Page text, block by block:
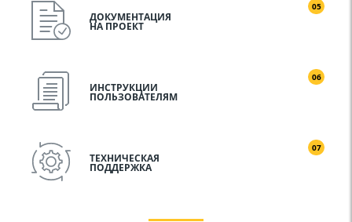
ДОКУМЕНТАЦИЯ
НА ПРОЕКТ
05
ИНСТРУКЦИИ
ПОЛЬЗОВАТЕЛЯМ
06
ТЕХНИЧЕСКАЯ
ПОДДЕРЖКА
07